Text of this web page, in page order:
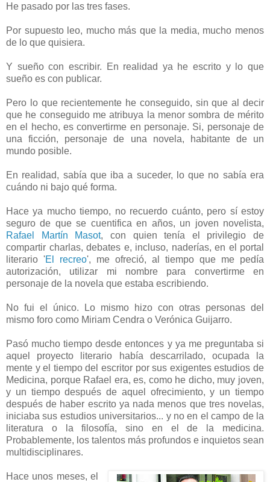
He pasado por las tres fases.
Por supuesto leo, mucho más que la media, mucho menos
de lo que quisiera.
Y sueño con escribir. En realidad ya he escrito y lo que
sueño es con publicar.
Pero lo que recientemente he conseguido, sin que al decir
que he conseguido me atribuya la menor sombra de mérito
en el hecho, es convertirme en personaje. Si, personaje de
una ficción, personaje de una novela, habitante de un
mundo posible.
En realidad, sabía que iba a suceder, lo que no sabía era
cuándo ni bajo qué forma.
Hace ya mucho tiempo, no recuerdo cuánto, pero sí estoy
seguro de que se cuentifica en años, un joven novelista,
Rafael Martín Masot, con quien tenía el privilegio de
compartir charlas, debates e, incluso, naderías, en el portal
literario 'El recreo', me ofreció, al tiempo que me pedía
autorización, utilizar mi nombre para convertirme en
personaje de la novela que estaba escribiendo.
No fui el único. Lo mismo hizo con otras personas del
mismo foro como Miriam Cendra o Verónica Guijarro.
Pasó mucho tiempo desde entonces y ya me preguntaba si
aquel proyecto literario había descarrilado, ocupada la
mente y el tiempo del escritor por sus exigentes estudios de
Medicina, porque Rafael era, es, como he dicho, muy joven,
y un tiempo después de aquel ofrecimiento, y un tiempo
después de haber escrito ya nada menos que tres novelas,
iniciaba sus estudios universitarios... y no en el campo de la
literatura o la filosofía, sino en el de la medicina.
Probablemente, los talentos más profundos e inquietos sean
multidisciplinares.
Hace unos meses, el